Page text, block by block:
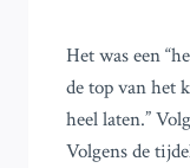
Het was een
de top van het
heel laten.”
Volgens de